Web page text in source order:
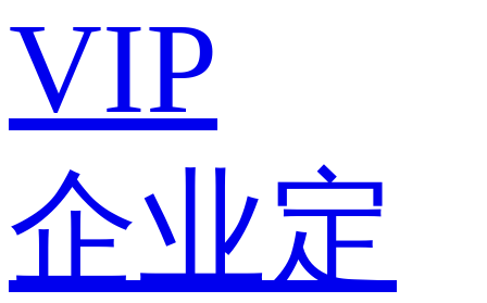
VIP
企业定